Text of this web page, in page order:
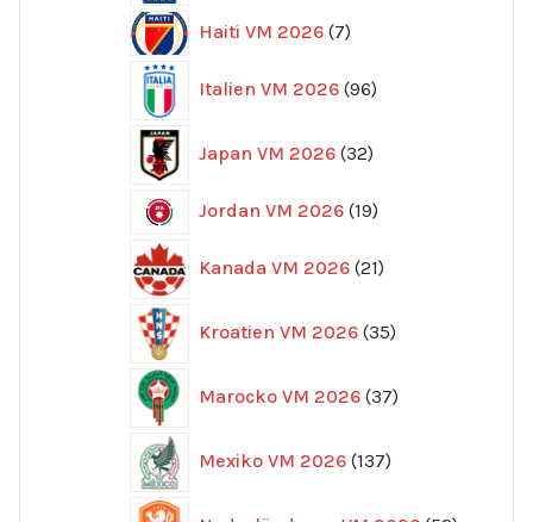
Haiti VM 2026 77
Italien VM 2026 96
produkter
Japan VM 2026 32
produkter
Jordan VM 2026 1919
Kanada VM 2026 21
produkter
Kroatien VM 2026 35
produkter
Marocko VM 2026 37
produkter
Mexiko VM 2026 137
produkter